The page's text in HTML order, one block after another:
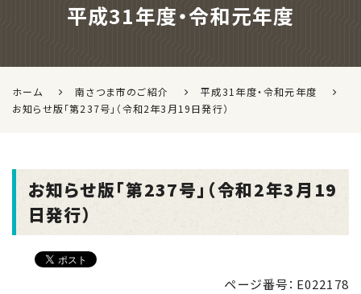
平成31年度・令和元年度
ホーム 南さつま市のご紹介
平成31年度・令和元年度
お知らせ版「第237号」（令和2年3月19日発行）
お知らせ版「第237号」（令和2年3月19
日発行）
ページ番号：E022178